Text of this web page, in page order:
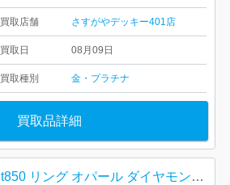
買取店舗 さすがやデッキー401店
買取日 08月09日
買取種別 金・プラチナ
買取品詳細
Pt850 リング オパール ダイヤモンド ジュエリー アクセサリー